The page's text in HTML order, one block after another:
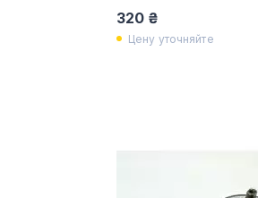
320 ₴
Цену уточняйте